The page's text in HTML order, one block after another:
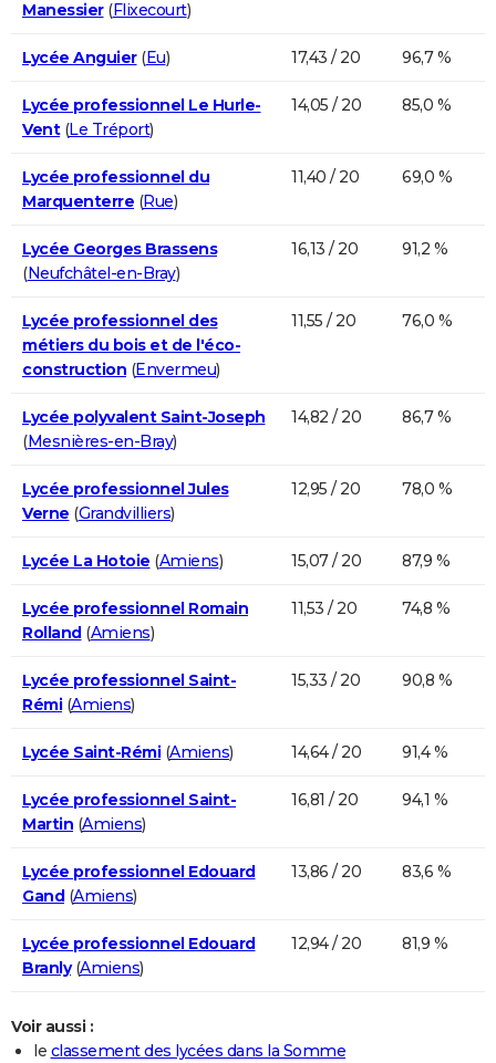
Manessier(Flixecourt)
Lycée Anguier(Eu) 17,43 / 20 96,7 %
Lycée professionnel Le Hurle-
Vent(Le Tréport)
14,05 / 20 85,0 %
Lycée professionnel du
Marquenterre (Rue)
11,40 / 20 69,0 %
Lycée Georges Brassens
(Neufchâtel-en-Bray)
16,13 / 20 91,2 %
Lycée professionnel des
métiers du bois et de l'éco-
construction (Envermeu)
11,55 / 20 76,0 %
Lycée polyvalent Saint-Joseph
(Mesnières-en-Bray)
14,82 / 20 86,7 %
Lycée professionnel Jules
Verne (Grandvilliers)
12,95 / 20 78,0 %
Lycée La Hotoie (Amiens) 15,07 / 20 87,9 %
Lycée professionnel Romain
Rolland(Amiens)
11,53 / 20 74,8 %
Lycée professionnel Saint-
Rémi(Amiens)
15,33 / 20 90,8 %
Lycée Saint-Rémi(Amiens) 14,64 / 20 91,4 %
Lycée professionnel Saint-
Martin (Amiens)
16,81 / 20 94,1 %
Lycée professionnel Edouard
Gand(Amiens)
13,86 / 20 83,6 %
Lycée professionnel Edouard
Branly(Amiens)
12,94 / 20 81,9 %
Voir aussi :
le classement des lycées dans la Somme